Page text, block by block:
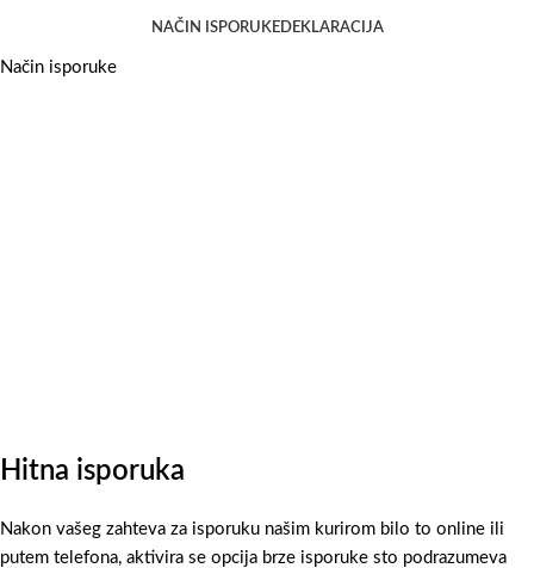
NAČIN ISPORUKEDEKLARACIJA
Način isporuke
Hitna isporuka
Nakon vašeg zahteva za isporuku našim kurirom bilo to online ili
putem telefona, aktivira se opcija brze isporuke sto podrazumeva